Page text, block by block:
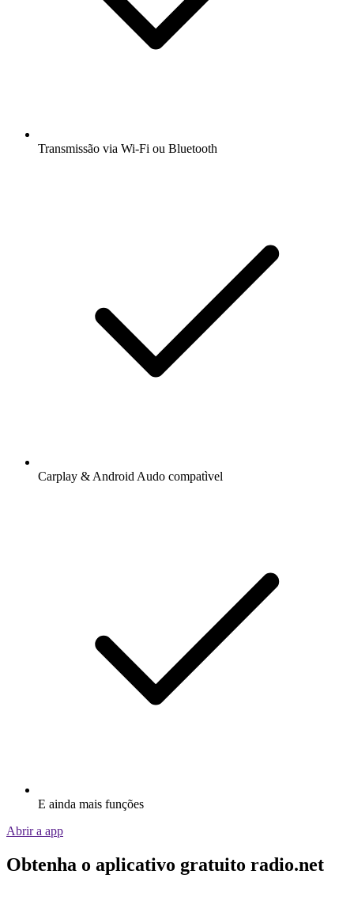
Transmissão via Wi-Fi ou Bluetooth
Carplay & Android Audo compatìvel
E ainda mais funções
Abrir a app
Obtenha o aplicativo gratuito radio.net